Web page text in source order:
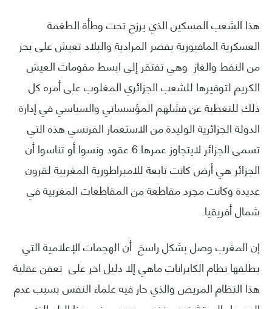
هذا الشعب المسكين الذي يرزح تحت وطأة الطغمة
العسكرية المافيوزية بقصر المرادية والبلاد تعيش على بحر
من النفط والغاز وهي تفتقر إلى ابسط مقومات العيش
الكريم لتوفيرها للشعب الجزائري المغلوب على أمره كل
ذلك للتغطية عن فشلهم المؤسساتي والسياسي في إدارة
الدولة الجزائرية الوليدة من الاستعمار الفرنسي هذه التي
تسمى الجزائر لايتجاوز عمرها 6 عقود ونسوا أو تناسوا أن
الجزائر هي أرض كانت تابعة للامبراطورية المغربية لقرون
عديدة وكانت مجرد مقاطعة من المقاطعات المغربية في
شمال أفريقيا.
إن المغرب وصل بشكل راسخ أن الهجمات الإعلامية التي
يطلقها نظام الكابرانات ماهي إلا دليل اخر على تعفن عقلية
هذا النظام المريض والذي حار فيه علماء النفس بسبب عدم